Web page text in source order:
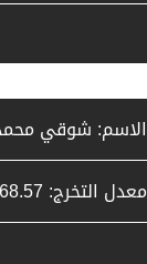
الاسم: شوقي
معدل التخرج: 68.57